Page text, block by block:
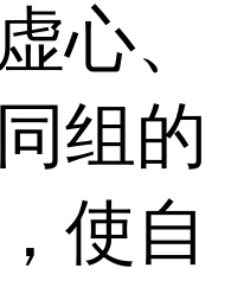
心、
组的
使自